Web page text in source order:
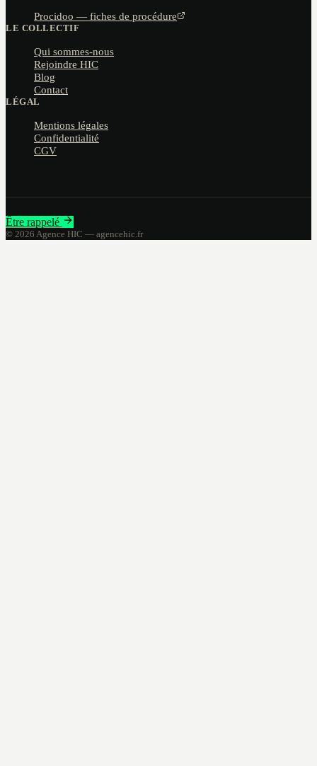
Procidoo — fiches de procédure
LE COLLECTIF
Qui sommes-nous
Rejoindre HIC
Blog
Contact
LÉGAL
Mentions légales
Confidentialité
CGV
Être rappelé
© 2026 Agence HIC — agencehic.fr